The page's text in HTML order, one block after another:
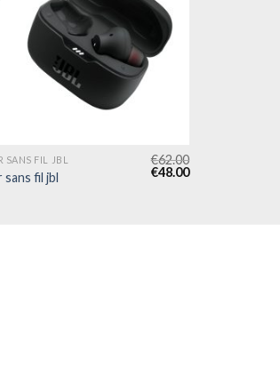
SANS FIL JBL
fil jbl
€62.00
€48.00